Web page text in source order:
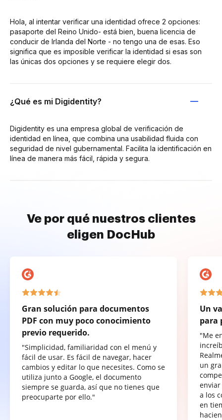
Hola, al intentar verificar una identidad ofrece 2 opciones:
pasaporte del Reino Unido- está bien, buena licencia de
conducir de Irlanda del Norte - no tengo una de esas. Eso
significa que es imposible verificar la identidad si esas son
las únicas dos opciones y se requiere elegir dos.
¿Qué es mi Digidentity?
Digidentity es una empresa global de verificación de
identidad en línea, que combina una usabilidad fluida con
seguridad de nivel gubernamental. Facilita la identificación en
línea de manera más fácil, rápida y segura.
Ve por qué nuestros clientes
eligen DocHub
Gran solución para documentos
PDF con muy poco conocimiento
previo requerido.
"Simplicidad, familiaridad con el menú y
fácil de usar. Es fácil de navegar, hacer
cambios y editar lo que necesites. Como se
utiliza junto a Google, el documento
siempre se guarda, así que no tienes que
preocuparte por ello."
Un
para
"Me
un
a los
en